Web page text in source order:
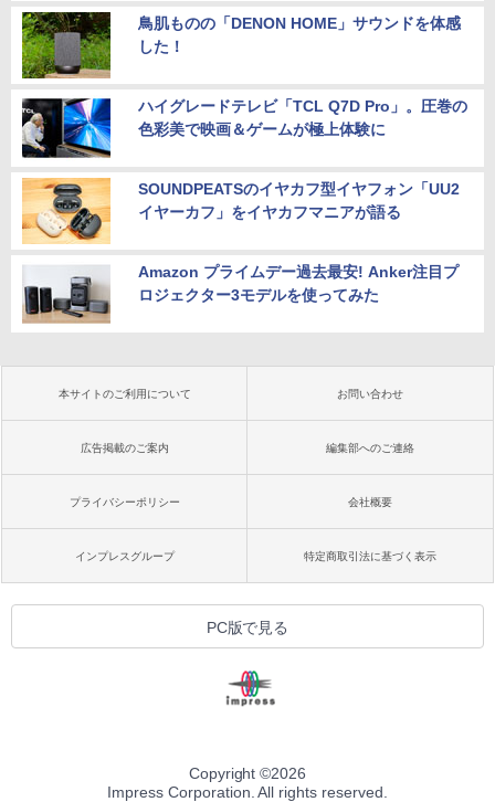
鳥肌ものの「DENON HOME」サウンドを体感
した！
ハイグレードテレビ「TCL Q7D Pro」。圧巻の
色彩美で映画＆ゲームが極上体験に
SOUNDPEATSのイヤカフ型イヤフォン「UU2
イヤーカフ」をイヤカフマニアが語る
Amazon プライムデー過去最安! Anker注目プ
ロジェクター3モデルを使ってみた
本サイトのご利用について お問い合わせ
広告掲載のご案内 編集部へのご連絡
プライバシーポリシー 会社概要
インプレスグループ 特定商取引法に基づく表示
PC版で見る
Copyright ©2026
Impress Corporation. All rights reserved.